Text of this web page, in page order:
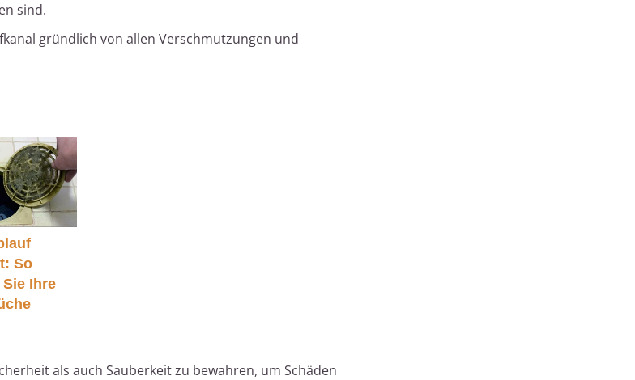
sind.
gründlich von allen Verschmutzungen und
So
Ihre
als auch Sauberkeit zu bewahren, um Schäden